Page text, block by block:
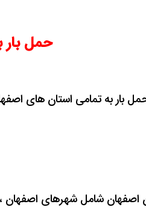
حمل
بار به تمامی استان های
اصفهان شامل شهرهای اصفهان